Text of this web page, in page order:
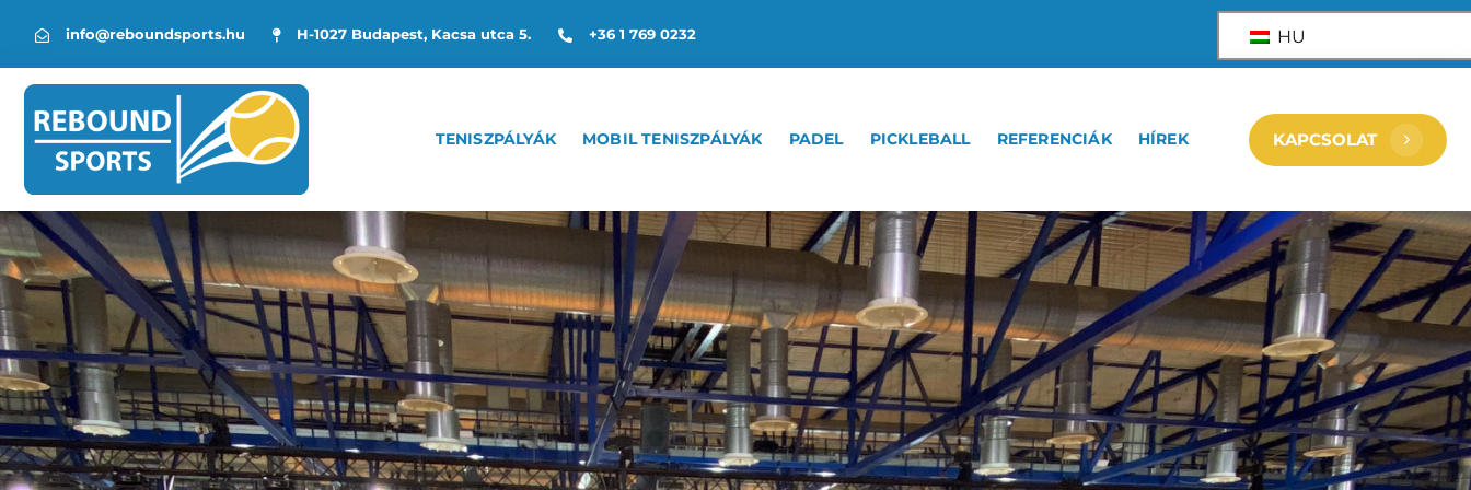
info@reboundsports.hu H-1027 Budapest, Kacsa utca 5. +36 1 769 0232 HU
TENISZPÁLYÁK MOBIL TENISZPÁLYÁK PADEL PICKLEBALL REFERENCIÁK HÍREK KAPCSOLAT